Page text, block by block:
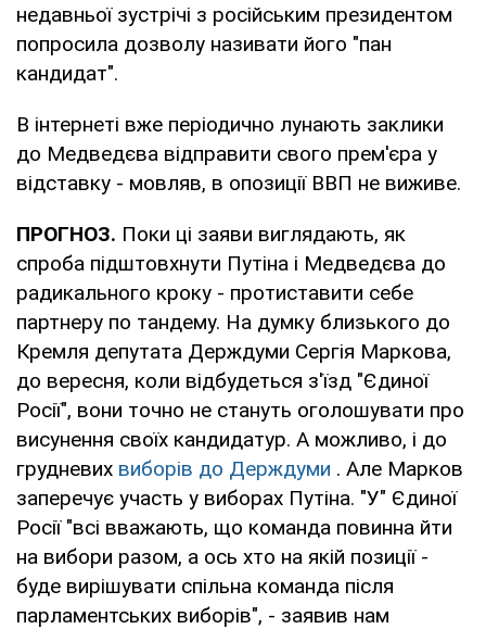
недавньої зустрічі з російським президентом
попросила дозволу називати його "пан
кандидат".
В інтернеті вже періодично лунають заклики
до Медведєва відправити свого прем'єра у
відставку - мовляв, в опозиції ВВП не виживе.
ПРОГНОЗ. Поки ці заяви виглядають, як
спроба підштовхнути Путіна і Медведєва до
радикального кроку - протиставити себе
партнеру по тандему. На думку близького до
Кремля депутата Держдуми Сергія Маркова,
до вересня, коли відбудеться з'їзд "Єдиної
Росії", вони точно не стануть оголошувати про
висунення своїх кандидатур. А можливо, і до
грудневих виборів до Держдуми . Але Марков
заперечує участь у виборах Путіна. "У" Єдиної
Росії "всі вважають, що команда повинна йти
на вибори разом, а ось хто на якій позиції -
буде вирішувати спільна команда після
парламентських виборів", - заявив нам